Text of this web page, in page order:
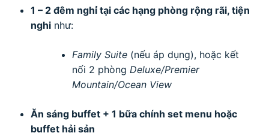
1 – 2 đêm nghỉ tại các hạng phòng rộng rãi, tiện
nghinhư:
Family Suite(nếu áp dụng), hoặc kết
nối 2 phòng Deluxe/Premier
Mountain/Ocean View
Ăn sáng buffet + 1 bữa chính set menu hoặc
buffet hải sản